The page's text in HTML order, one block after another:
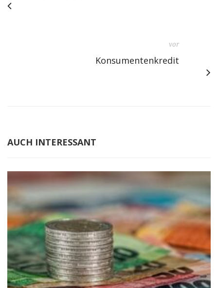
vor
Konsumentenkredit
AUCH INTERESSANT